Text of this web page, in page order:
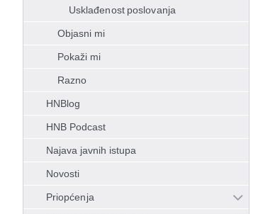
Usklađenost poslovanja
Objasni mi
Pokaži mi
Razno
HNBlog
HNB Podcast
Najava javnih istupa
Novosti
Priopćenja